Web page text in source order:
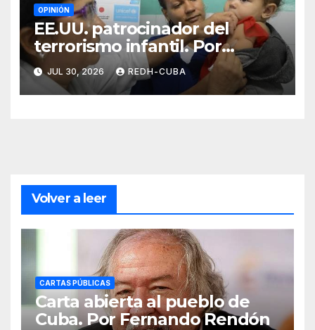
OPINIÓN
EE.UU. patrocinador del
terrorismo infantil. Por
Ramón Pedregal Casanova
JUL 30, 2026 REDH-CUBA
Volver a leer
CARTAS PÚBLICAS
Carta abierta al pueblo de
Cuba. Por Fernando Rendón